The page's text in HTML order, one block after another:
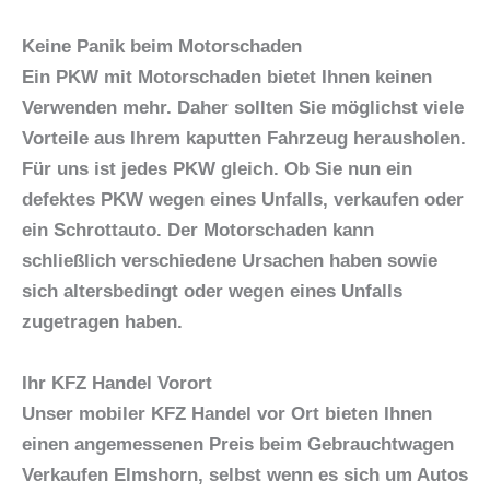
Keine Panik beim Motorschaden
Ein PKW mit Motorschaden bietet Ihnen keinen
Verwenden mehr. Daher sollten Sie möglichst viele
Vorteile aus Ihrem kaputten Fahrzeug herausholen.
Für uns ist jedes PKW gleich. Ob Sie nun ein
defektes PKW wegen eines Unfalls, verkaufen oder
ein Schrottauto. Der Motorschaden kann
schließlich verschiedene Ursachen haben sowie
sich altersbedingt oder wegen eines Unfalls
zugetragen haben.
Ihr KFZ Handel Vorort
Unser mobiler KFZ Handel vor Ort bieten Ihnen
einen angemessenen Preis beim Gebrauchtwagen
Verkaufen Elmshorn, selbst wenn es sich um Autos